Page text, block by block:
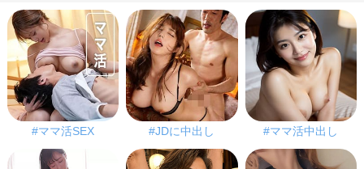
#ママ活SEX #JDに中出し #ママ活中出し